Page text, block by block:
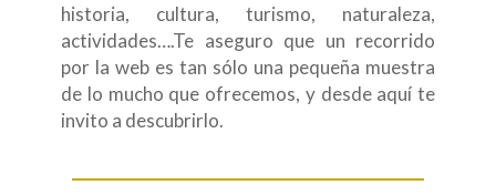
historia, cultura, turismo, naturaleza,
actividades….Te aseguro que un recorrido
por la web es tan sólo una pequeña muestra
de lo mucho que ofrecemos, y desde aquí te
invito a descubrirlo.